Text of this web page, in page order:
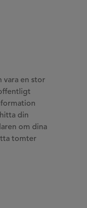
vara en stor
din
om dina
tomter